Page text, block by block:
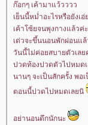
ก๊อกๆ เค้ามาแว้วววว
เย็นนี้หม่ำอะไรหรือยังเอ่
เค้าโซ้ยจนพุงกางแล้วค่ะ
เด่วจะขึ้นนอนพักผ่อนแล้
วันนี้ไม่ค่อยสบายตัวเลย
ปวดท้องปวดตัวไปหมด
นานๆ จะเป็นสักครั้ง พอ
ตอนนี้ปวดไปหมดเลยนิ
อย่านอนดึกนักนะ